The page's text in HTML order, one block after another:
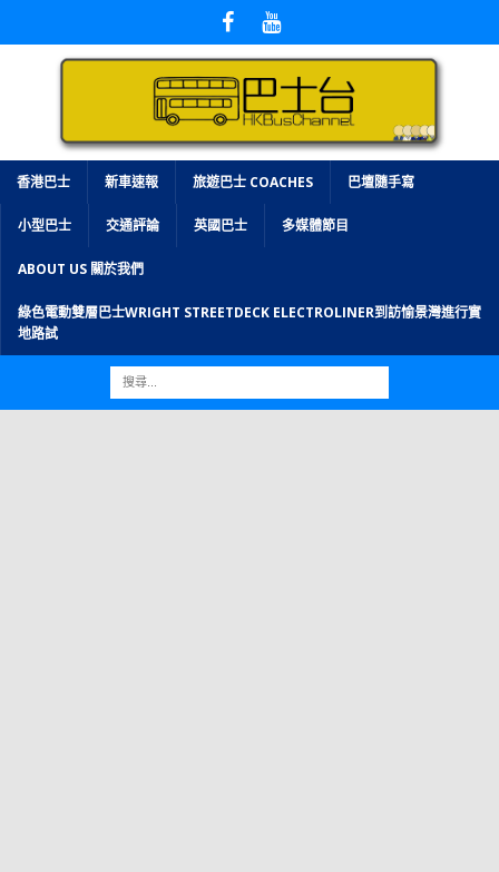
香港巴士 新車速報 旅遊巴士 COACHES 巴壇隨手寫
小型巴士 交通評論 英國巴士 多媒體節目
ABOUT US 關於我們
綠色電動雙層巴士WRIGHT STREETDECK ELECTROLINER到訪愉景灣進行實
地路試